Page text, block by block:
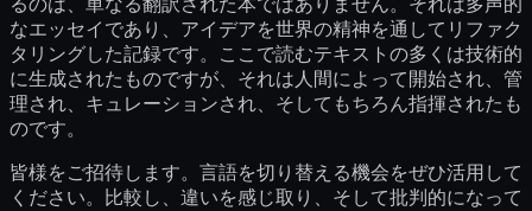
るのは、単なる翻訳された本ではありません。それは多声的
なエッセイであり、アイデアを世界の精神を通してリファク
タリングした記録です。ここで読むテキストの多くは技術的
に生成されたものですが、それは人間によって開始され、管
理され、キュレーションされ、そしてもちろん指揮されたも
のです。
皆様をご招待します。言語を切り替える機会をぜひ活用して
ください。比較し、違いを感じ取り、そして批判的になって